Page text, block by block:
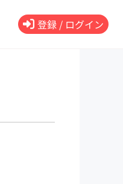
登録 / ログイン